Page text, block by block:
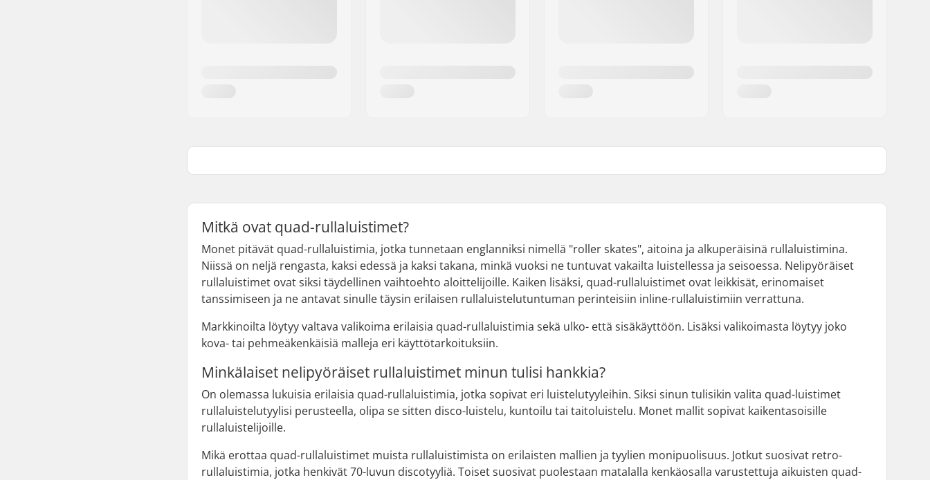
Mitkä ovat quad-rullaluistimet?
Monet pitävät quad-rullaluistimia, jotka tunnetaan englanniksi nimellä "roller skates", aitoina ja alkuperäisinä rullaluistimina.
Niissä on neljä rengasta, kaksi edessä ja kaksi takana, minkä vuoksi ne tuntuvat vakailta luistellessa ja seisoessa. Nelipyöräiset
rullaluistimet ovat siksi täydellinen vaihtoehto aloittelijoille. Kaiken lisäksi, quad-rullaluistimet ovat leikkisät, erinomaiset
tanssimiseen ja ne antavat sinulle täysin erilaisen rullaluistelutuntuman perinteisiin inline-rullaluistimiin verrattuna.
Markkinoilta löytyy valtava valikoima erilaisia quad-rullaluistimia sekä ulko- että sisäkäyttöön. Lisäksi valikoimasta löytyy joko
kova- tai pehmeäkenkäisiä malleja eri käyttötarkoituksiin.
Minkälaiset nelipyöräiset rullaluistimet minun tulisi hankkia?
On olemassa lukuisia erilaisia quad-rullaluistimia, jotka sopivat eri luistelutyyleihin. Siksi sinun tulisikin valita quad-luistimet
rullaluistelutyylisi perusteella, olipa se sitten disco-luistelu, kuntoilu tai taitoluistelu. Monet mallit sopivat kaikentasoisille
rullaluistelijoille.
Mikä erottaa quad-rullaluistimet muista rullaluistimista on erilaisten mallien ja tyylien monipuolisuus. Jotkut suosivat retro-
rullaluistimia, jotka henkivät 70-luvun discotyyliä. Toiset suosivat puolestaan matalalla kenkäosalla varustettuja aikuisten quad-